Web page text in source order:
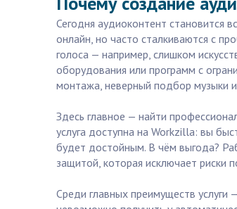
Сегодня аудиоконтент становится
онлайн, но часто сталкиваются с
голоса — например, слишком
оборудования или программ с
монтажа, неверный подбор музыки
Здесь главное — найти
услуга доступна на Workzilla: вы
будет достойным. В чём выгода?
защитой, которая исключает риски
Среди главных преимуществ